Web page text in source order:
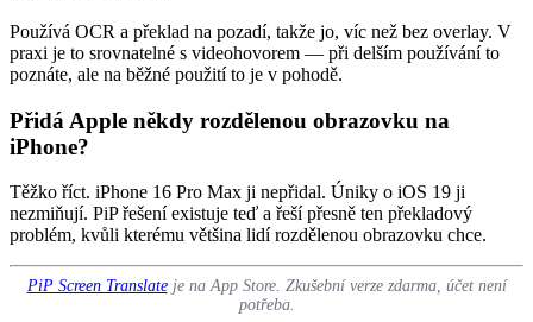
Používá OCR a překlad na pozadí, takže jo, víc než bez overlay. V
praxi je to srovnatelné s videohovorem — při delším používání to
poznáte, ale na běžné použití to je v pohodě.
Přidá Apple někdy rozdělenou obrazovku na
iPhone?
Těžko říct. iPhone 16 Pro Max ji nepřidal. Úniky o iOS 19 ji
nezmiňují. PiP řešení existuje teď a řeší přesně ten překladový
problém, kvůli kterému většina lidí rozdělenou obrazovku chce.
PiP Screen Translateje na App Store. Zkušební verze zdarma, účet není
potřeba.